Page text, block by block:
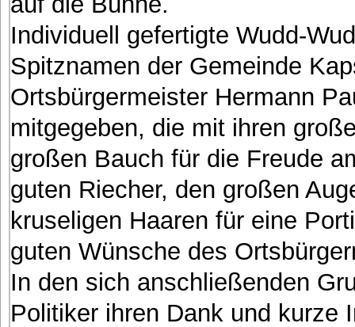
Individuell gefertigte Wudd-
Spitznamen der Gemeinde
Ortsbürgermeister Hermann
mitgegeben, die mit ihren
großen Bauch für die Freude
guten Riecher, den großen
kruseligen Haaren für eine
guten Wünsche des
In den sich anschließenden
Politiker ihren Dank und kurze